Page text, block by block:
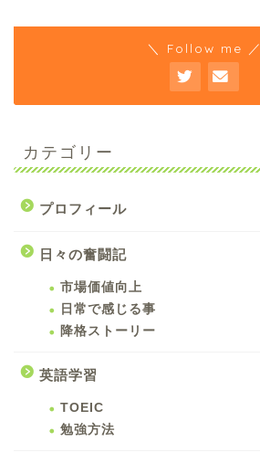
＼ Follow me ／
カテゴリー
プロフィール
日々の奮闘記
市場価値向上
日常で感じる事
降格ストーリー
英語学習
TOEIC
勉強方法